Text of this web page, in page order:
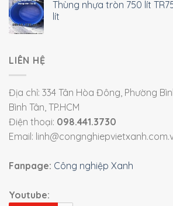
Thùng nhựa tròn 750 lít
lít
LIÊN HỆ
Địa chỉ: 334 Tân Hòa Đông, Phường
Bình Tân, TP.HCM
Điện thoại: 098.441.3730
Email:
Fanpage: Công nghiệp Xanh
Youtube: